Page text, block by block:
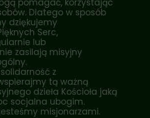
pomagać, korzystając
Dlatego w sposób
dziękujemy
Serc,
lub
zasilają misyjny
z
tą ważną
dzieła Kościoła jaką
socjalna ubogim.
misjonarzami.